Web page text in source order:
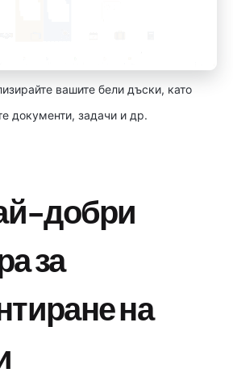
вашите бели дъски, като
документи, задачи и др.
добри
за
на